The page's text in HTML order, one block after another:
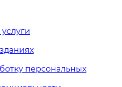
персональных